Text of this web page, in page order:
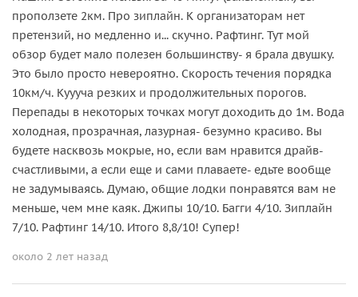
проползете 2км. Про зиплайн. К организаторам нет
претензий, но медленно и... скучно. Рафтинг. Тут мой
обзор будет мало полезен большинству- я брала двушку.
Это было просто невероятно. Скорость течения порядка
10км/ч. Куууча резких и продолжительных порогов.
Перепады в некоторых точках могут доходить до 1м. Вода
холодная, прозрачная, лазурная- безумно красиво. Вы
будете насквозь мокрые, но, если вам нравится драйв-
счастливыми, а если еще и сами плаваете- едьте вообще
не задумываясь. Думаю, общие лодки понравятся вам не
меньше, чем мне каяк. Джипы 10/10. Багги 4/10. Зиплайн
7/10. Рафтинг 14/10. Итого 8,8/10! Супер!
около 2 лет назад